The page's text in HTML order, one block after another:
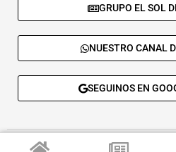
GRUPO EL SOL
NUESTRO CANAL
SEGUINOS EN